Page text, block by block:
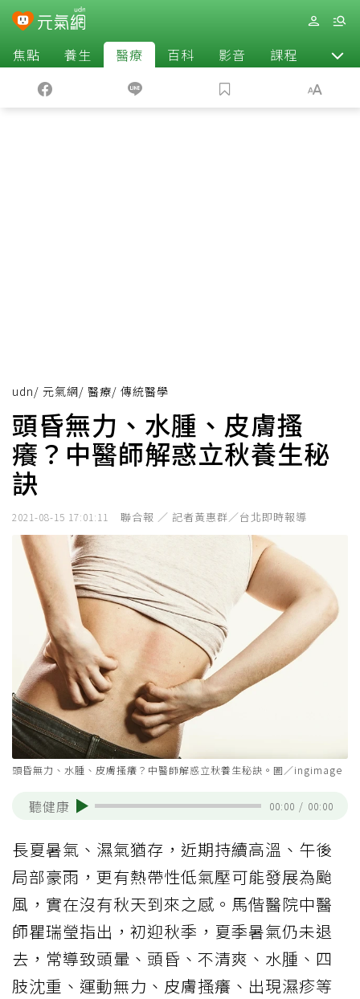
焦點 養生 醫療 百科 影音 課程 退休
udn/ 元氣網/ 醫療/ 傳統醫學
頭昏無力、水腫、皮膚搔
癢？中醫師解惑立秋養生秘
訣
2021-08-15 17:01:11 聯合報 ／ 記者黃惠群／台北即時報導
頭昏無力、水腫、皮膚搔癢？中醫師解惑立秋養生秘訣。圖／ingimage
聽健康 00:00 / 00:00
長夏暑氣、濕氣猶存，近期持續高溫、午後
局部豪雨，更有熱帶性低氣壓可能發展為颱
風，實在沒有秋天到來之感。馬偕醫院中醫
師瞿瑞瑩指出，初迎秋季，夏季暑氣仍未退
去，常導致頭暈、頭昏、不清爽、水腫、四
肢沈重、運動無力、皮膚搔癢、出現濕疹等